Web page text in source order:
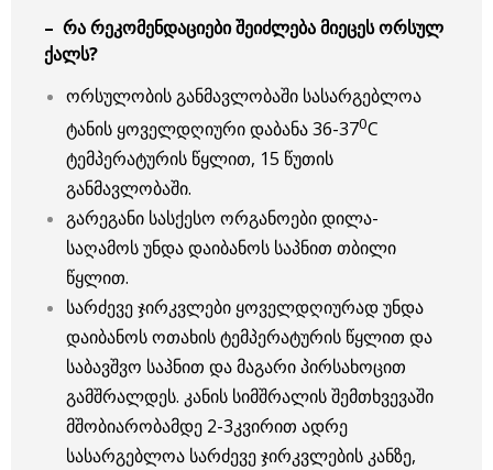
– რა რეკომენდაციები შეიძლება მიეცეს ორსულ
ქალს?
ორსულობის განმავლობაში სასარგებლოა
ტანის ყოველდღიური დაბანა 36-370C
ტემპერატურის წყლით, 15 წუთის
განმავლობაში.
გარეგანი სასქესო ორგანოები დილა-
საღამოს უნდა დაიბანოს საპნით თბილი
წყლით.
სარძევე ჯირკვლები ყოველდღიურად უნდა
დაიბანოს ოთახის ტემპერატურის წყლით და
საბავშვო საპნით და მაგარი პირსახოცით
გამშრალდეს. კანის სიმშრალის შემთხვევაში
მშობიარობამდე 2-3კვირით ადრე
სასარგებლოა სარძევე ჯირკვლების კანზე,